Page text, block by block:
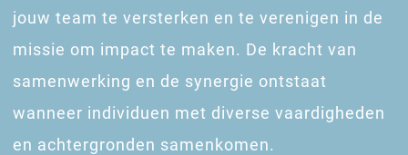
jouw team te versterken en te verenigen in de
missie om impact te maken. De kracht van
samenwerking en de synergie ontstaat
wanneer individuen met diverse vaardigheden
en achtergronden samenkomen.